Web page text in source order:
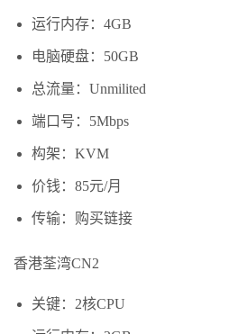
运行内存：4GB
电脑硬盘：50GB
总流量：Unmilited
端口号：5Mbps
构架：KVM
价钱：85元/月
传输：购买链接
香港荃湾CN2
关键：2核CPU